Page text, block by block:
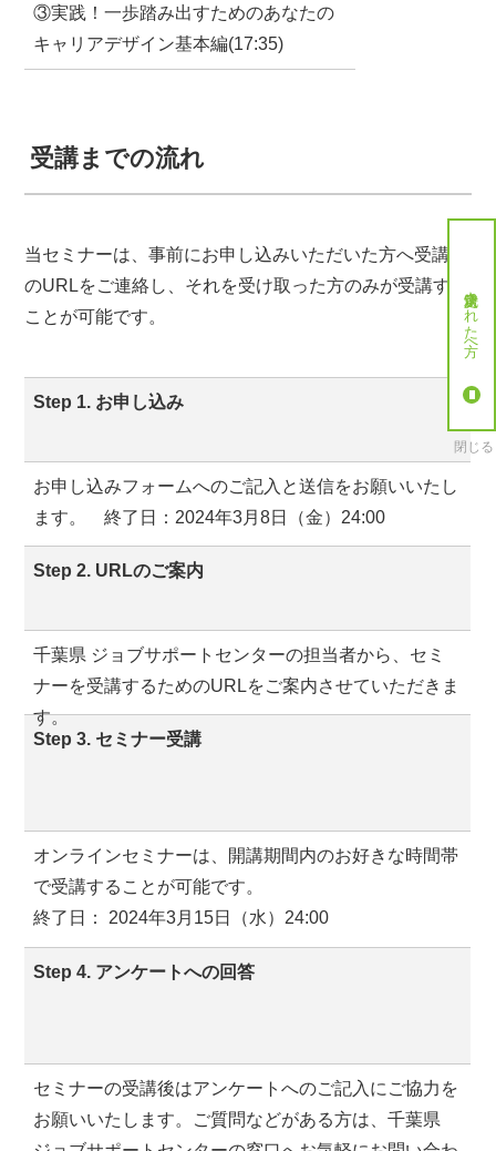
③実践！一歩踏み出すためのあなたの
キャリアデザイン基本編(17:35)
受講までの流れ
当セミナーは、事前にお申し込みいただいた方へ受講用
のURLをご連絡し、それを受け取った方のみが受講する
ことが可能です。
Step 1. お申し込み
お申し込みフォームへのご記入と送信をお願いいたし
ます。 終了日：2024年3月8日（金）24:00
Step 2. URLのご案内
千葉県 ジョブサポートセンターの担当者から、セミ
ナーを受講するためのURLをご案内させていただきま
す。
Step 3. セミナー受講
オンラインセミナーは、開講期間内のお好きな時間帯
で受講することが可能です。
終了日： 2024年3月15日（水）24:00
Step 4. アンケートへの回答
セミナーの受講後はアンケートへのご記入にご協力を
お願いいたします。ご質問などがある方は、千葉県
就労決定された方へ
閉じる